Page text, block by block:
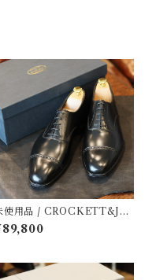
使用品 / CROCKETT&JO
/ クロケット＆ジョーン
/ BELGRAVE3 / ハンドグ